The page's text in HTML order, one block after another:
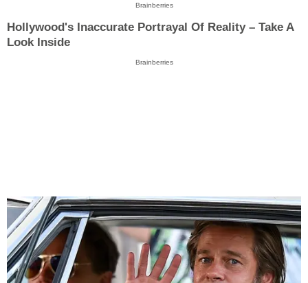
Brainberries
Hollywood's Inaccurate Portrayal Of Reality – Take A
Look Inside
Brainberries